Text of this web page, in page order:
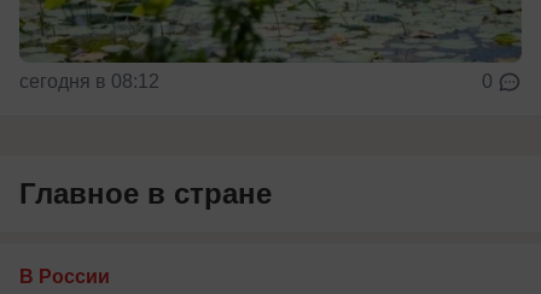
сегодня в 08:12 0
Главное в стране
В России